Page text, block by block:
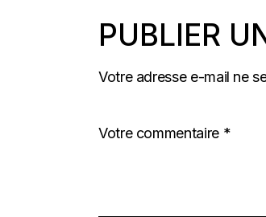
PUBLIER
Votre adresse e-mail ne